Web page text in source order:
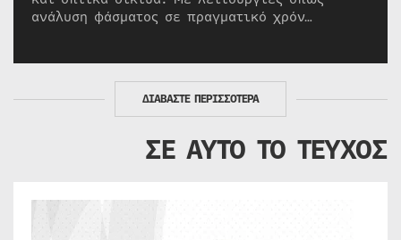
ανάλυση φάσματος σε πραγματικό χρόν…
ΔΙΑΒΑΣΤΕ ΠΕΡΙΣΣΟΤΕΡΑ
ΣΕ ΑΥΤΟ ΤΟ ΤΕΥΧΟΣ